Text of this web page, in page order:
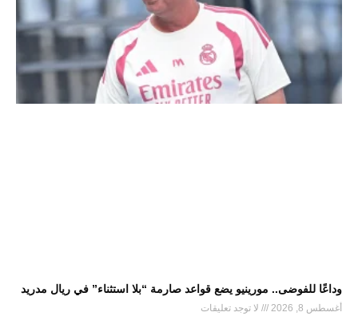
وداعًا للفوضى.. مورينيو يضع قواعد صارمة “بلا استثناء” في ريال مدريد
أغسطس 8, 2026 لا توجد تعليقات